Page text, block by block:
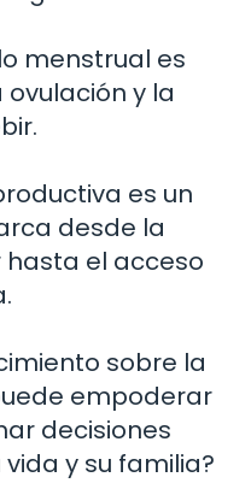
menstrual es
y la
es un
desde la
el acceso
sobre la
empoderar
decisiones
y su familia?